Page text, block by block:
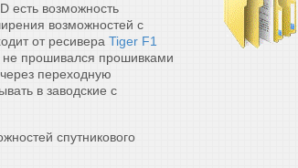
есть возможность
возможностей с
от ресивера Tiger F1
прошивался прошивками
переходную
в заводские с
спутникового